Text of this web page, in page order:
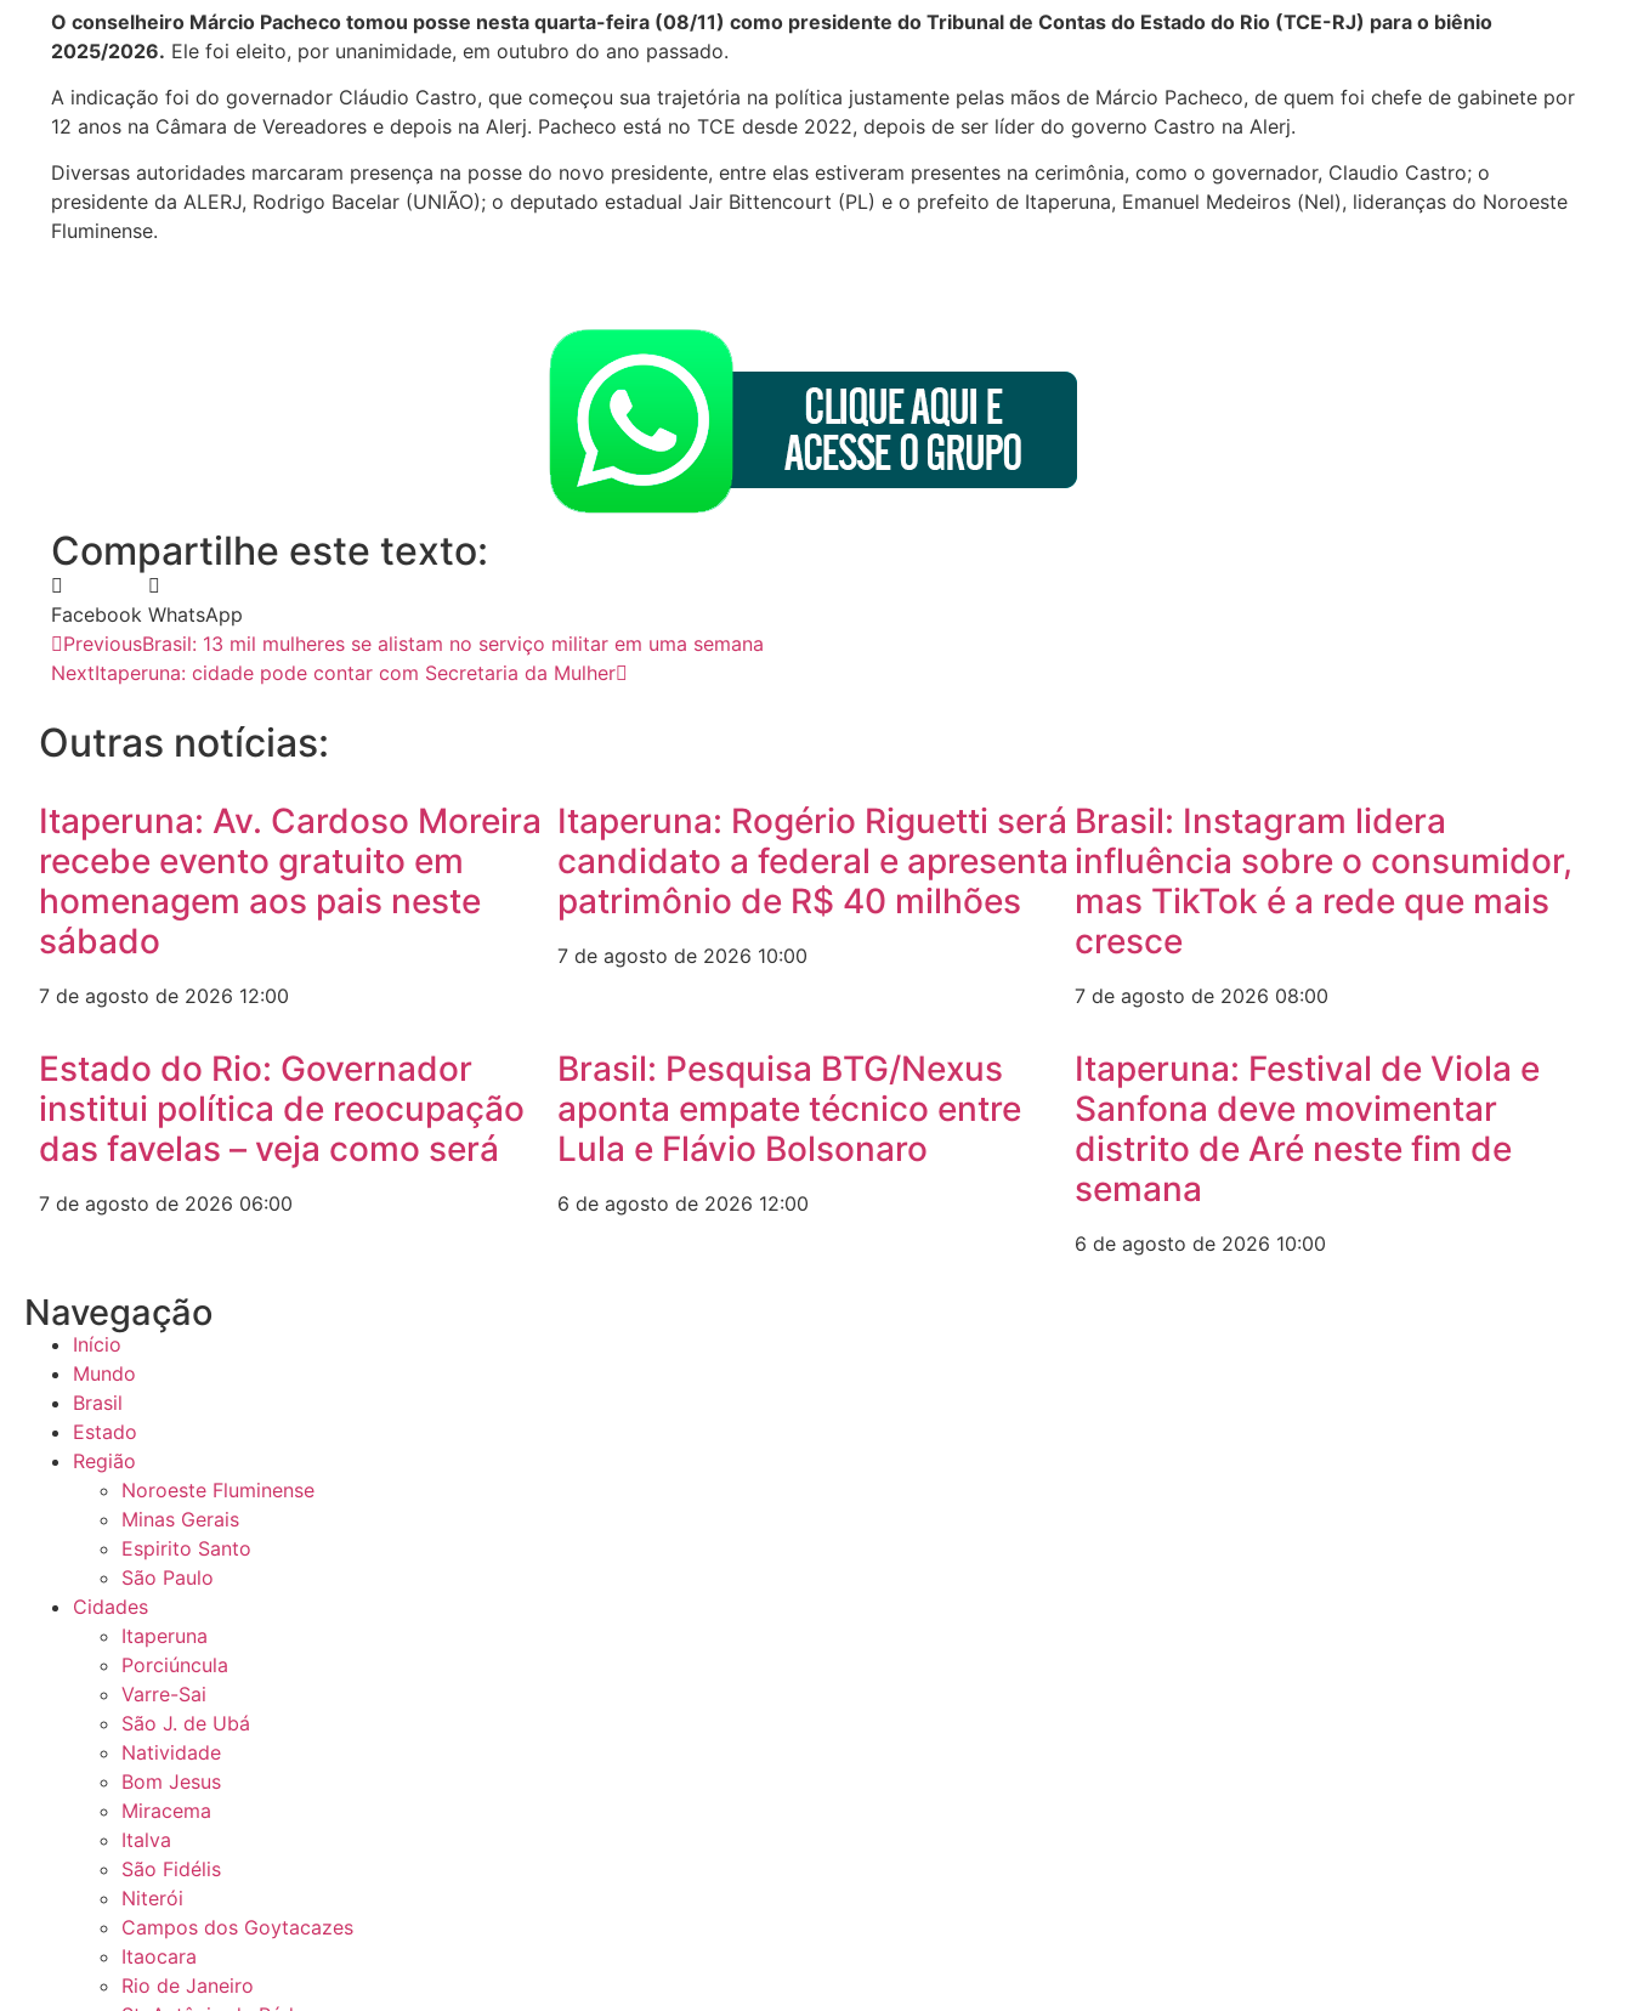
O conselheiro Márcio Pacheco tomou posse nesta quarta-feira (08/11) como presidente do Tribunal de Contas do Estado do Rio (TCE-RJ) para o biênio
2025/2026. Ele foi eleito, por unanimidade, em outubro do ano passado.
A indicação foi do governador Cláudio Castro, que começou sua trajetória na política justamente pelas mãos de Márcio Pacheco, de quem foi chefe de gabinete por
12 anos na Câmara de Vereadores e depois na Alerj. Pacheco está no TCE desde 2022, depois de ser líder do governo Castro na Alerj.
Diversas autoridades marcaram presença na posse do novo presidente, entre elas estiveram presentes na cerimônia, como o governador, Claudio Castro; o
presidente da ALERJ, Rodrigo Bacelar (UNIÃO); o deputado estadual Jair Bittencourt (PL) e o prefeito de Itaperuna, Emanuel Medeiros (Nel), lideranças do Noroeste
Fluminense.
Compartilhe este texto:
Facebook WhatsApp
PreviousBrasil: 13 mil mulheres se alistam no serviço militar em uma semana
NextItaperuna: cidade pode contar com Secretaria da Mulher
Outras notícias:
Itaperuna: Av. Cardoso Moreira
recebe evento gratuito em
homenagem aos pais neste
sábado
7 de agosto de 2026 12:00
Itaperuna: Rogério Riguetti será
candidato a federal e apresenta
patrimônio de R$ 40 milhões
7 de agosto de 2026 10:00
Brasil: Instagram lidera
influência sobre o consumidor,
mas TikTok é a rede que mais
cresce
7 de agosto de 2026 08:00
Estado do Rio: Governador
institui política de reocupação
das favelas – veja como será
7 de agosto de 2026 06:00
Brasil: Pesquisa BTG/Nexus
aponta empate técnico entre
Lula e Flávio Bolsonaro
6 de agosto de 2026 12:00
Itaperuna: Festival de Viola e
Sanfona deve movimentar
distrito de Aré neste fim de
semana
6 de agosto de 2026 10:00
Navegação
Início
Mundo
Brasil
Estado
Região
Noroeste Fluminense
Minas Gerais
Espirito Santo
São Paulo
Cidades
Itaperuna
Porciúncula
Varre-Sai
São J. de Ubá
Natividade
Bom Jesus
Miracema
Italva
São Fidélis
Niterói
Campos dos Goytacazes
Itaocara
Rio de Janeiro